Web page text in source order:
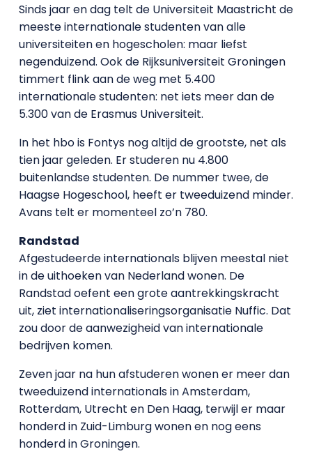
Sinds jaar en dag telt de Universiteit Maastricht de
meeste internationale studenten van alle
universiteiten en hogescholen: maar liefst
negenduizend. Ook de Rijksuniversiteit Groningen
timmert flink aan de weg met 5.400
internationale studenten: net iets meer dan de
5.300 van de Erasmus Universiteit.
In het hbo is Fontys nog altijd de grootste, net als
tien jaar geleden. Er studeren nu 4.800
buitenlandse studenten. De nummer twee, de
Haagse Hogeschool, heeft er tweeduizend minder.
Avans telt er momenteel zo’n 780.
Randstad
Afgestudeerde internationals blijven meestal niet
in de uithoeken van Nederland wonen. De
Randstad oefent een grote aantrekkingskracht
uit, ziet internationaliseringsorganisatie Nuffic. Dat
zou door de aanwezigheid van internationale
bedrijven komen.
Zeven jaar na hun afstuderen wonen er meer dan
tweeduizend internationals in Amsterdam,
Rotterdam, Utrecht en Den Haag, terwijl er maar
honderd in Zuid-Limburg wonen en nog eens
honderd in Groningen.